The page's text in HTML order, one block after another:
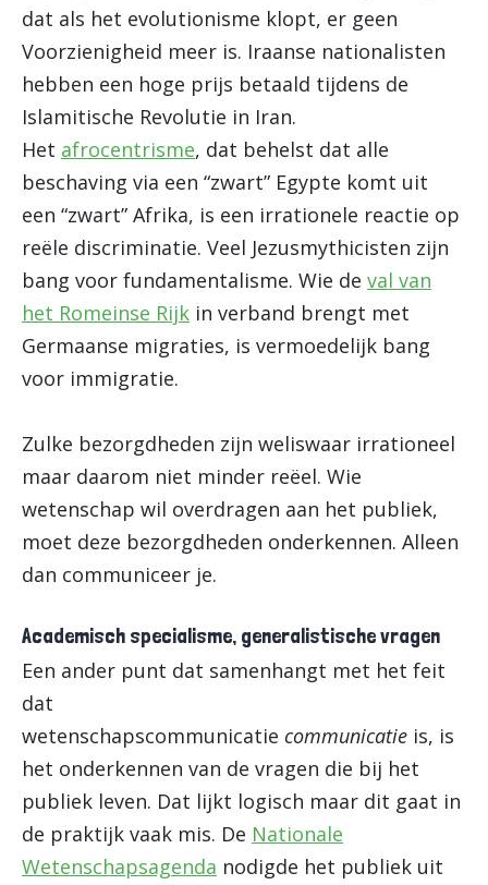
dat als het evolutionisme klopt, er geen
Voorzienigheid meer is. Iraanse nationalisten
hebben een hoge prijs betaald tijdens de
Islamitische Revolutie in Iran.
Het afrocentrisme, dat behelst dat alle
beschaving via een “zwart” Egypte komt uit
een “zwart” Afrika, is een irrationele reactie op
reële discriminatie. Veel Jezusmythicisten zijn
bang voor fundamentalisme. Wie de val van
het Romeinse Rijk in verband brengt met
Germaanse migraties, is vermoedelijk bang
voor immigratie.
Zulke bezorgdheden zijn weliswaar irrationeel
maar daarom niet minder reëel. Wie
wetenschap wil overdragen aan het publiek,
moet deze bezorgdheden onderkennen. Alleen
dan communiceer je.
Academisch specialisme, generalistische vragen
Een ander punt dat samenhangt met het feit
dat
wetenschapscommunicatie communicatie is, is
het onderkennen van de vragen die bij het
publiek leven. Dat lijkt logisch maar dit gaat in
de praktijk vaak mis. De Nationale
Wetenschapsagenda nodigde het publiek uit